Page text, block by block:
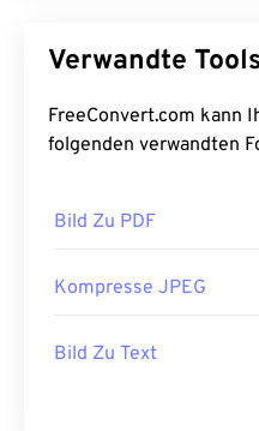
Verwandte
FreeConvert.com kann
folgenden verwandten
Bild Zu PDF
Kompresse JPEG
Bild Zu Text